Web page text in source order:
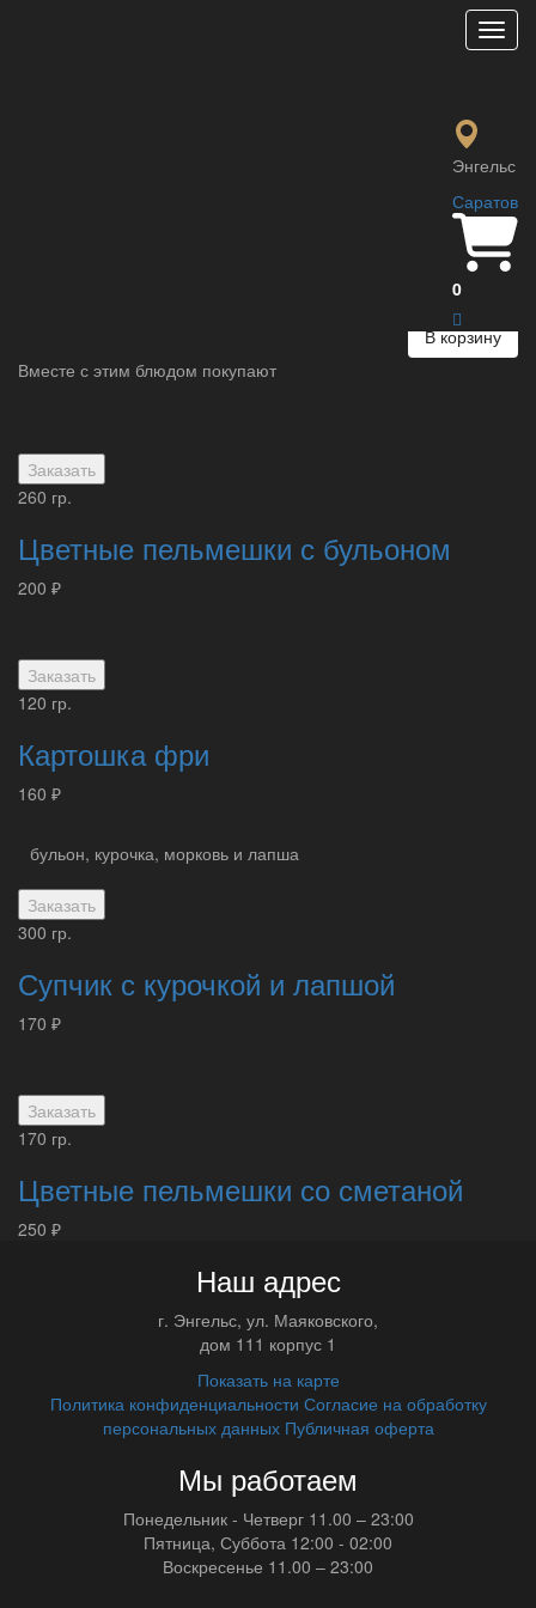
Меню
Энгельс
Саратов
0
В корзину
Вместе с этим блюдом покупают
Заказать
260 гр.
Цветные пельмешки с бульоном
200 ₽
Заказать
120 гр.
Картошка фри
160 ₽
бульон, курочка, морковь и лапша
Заказать
300 гр.
Супчик с курочкой и лапшой
170 ₽
Заказать
170 гр.
Цветные пельмешки со сметаной
250 ₽
Наш адрес
г. Энгельс, ул. Маяковского,
дом 111 корпус 1
Показать на карте
Политика конфиденциальности Согласие на обработку
персональных данных Публичная оферта
Мы работаем
Понедельник - Четверг 11.00 – 23:00
Пятница, Суббота 12:00 - 02:00
Воскресенье 11.00 – 23:00